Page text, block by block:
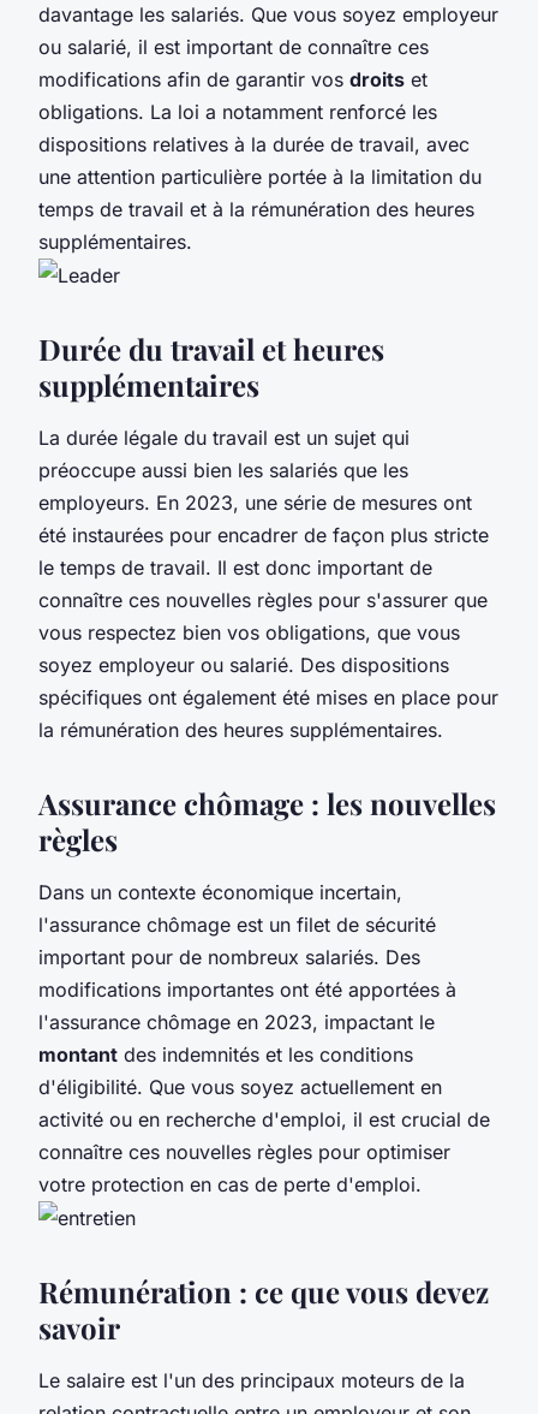
davantage les salariés. Que vous soyez employeur
ou salarié, il est important de connaître ces
modifications afin de garantir vos droits et
obligations. La loi a notamment renforcé les
dispositions relatives à la durée de travail, avec
une attention particulière portée à la limitation du
temps de travail et à la rémunération des heures
supplémentaires.
Durée du travail et heures
supplémentaires
La durée légale du travail est un sujet qui
préoccupe aussi bien les salariés que les
employeurs. En 2023, une série de mesures ont
été instaurées pour encadrer de façon plus stricte
le temps de travail. Il est donc important de
connaître ces nouvelles règles pour s'assurer que
vous respectez bien vos obligations, que vous
soyez employeur ou salarié. Des dispositions
spécifiques ont également été mises en place pour
la rémunération des heures supplémentaires.
Assurance chômage : les nouvelles
règles
Dans un contexte économique incertain,
l'assurance chômage est un filet de sécurité
important pour de nombreux salariés. Des
modifications importantes ont été apportées à
l'assurance chômage en 2023, impactant le
montant des indemnités et les conditions
d'éligibilité. Que vous soyez actuellement en
activité ou en recherche d'emploi, il est crucial de
connaître ces nouvelles règles pour optimiser
votre protection en cas de perte d'emploi.
Rémunération : ce que vous devez
savoir
Le salaire est l'un des principaux moteurs de la